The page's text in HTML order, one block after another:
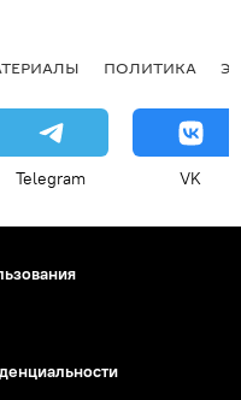
ПОЛИТИКА
Telegram VK